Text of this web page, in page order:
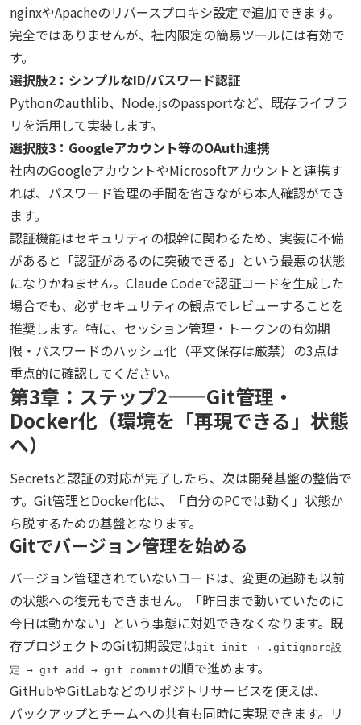
nginxやApacheのリバースプロキシ設定で追加できます。
完全ではありませんが、社内限定の簡易ツールには有効で
す。
選択肢2：シンプルなID/パスワード認証
Pythonのauthlib、Node.jsのpassportなど、既存ライブラ
リを活用して実装します。
選択肢3：Googleアカウント等のOAuth連携
社内のGoogleアカウントやMicrosoftアカウントと連携す
れば、パスワード管理の手間を省きながら本人確認ができ
ます。
認証機能はセキュリティの根幹に関わるため、実装に不備
があると「認証があるのに突破できる」という最悪の状態
になりかねません。Claude Codeで認証コードを生成した
場合でも、必ずセキュリティの観点でレビューすることを
推奨します。特に、セッション管理・トークンの有効期
限・パスワードのハッシュ化（平文保存は厳禁）の3点は
重点的に確認してください。
第3章：ステップ2——Git管理・
Docker化（環境を「再現できる」状態
へ）
Secretsと認証の対応が完了したら、次は開発基盤の整備で
す。Git管理とDocker化は、「自分のPCでは動く」状態か
ら脱するための基盤となります。
Gitでバージョン管理を始める
バージョン管理されていないコードは、変更の追跡も以前
の状態への復元もできません。「昨日まで動いていたのに
今日は動かない」という事態に対処できなくなります。既
存プロジェクトのGit初期設定はgit init → .gitignore設
定 → git add → git commitの順で進めます。
GitHubやGitLabなどのリポジトリサービスを使えば、
バックアップとチームへの共有も同時に実現できます。リ